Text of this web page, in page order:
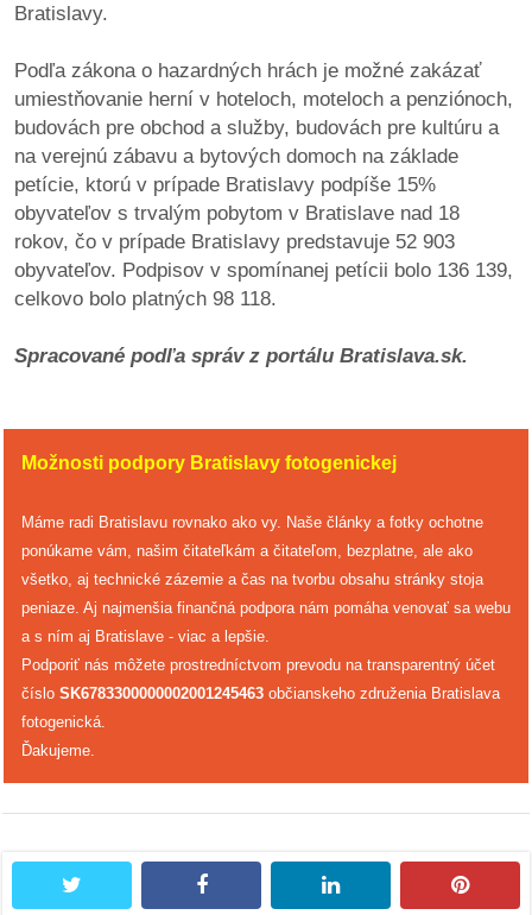
podporte
podporili
zázemie
nás
reklama
Bratislavy.
Podľa zákona o hazardných hrách je možné zakázať
umiestňovanie herní v hoteloch, moteloch a penziónoch,
budovách pre obchod a služby, budovách pre kultúru a
na verejnú zábavu a bytových domoch na základe
petície, ktorú v prípade Bratislavy podpíše 15%
obyvateľov s trvalým pobytom v Bratislave nad 18
rokov, čo v prípade Bratislavy predstavuje 52 903
obyvateľov. Podpisov v spomínanej petícii bolo 136 139,
celkovo bolo platných 98 118.
Spracované podľa správ z portálu Bratislava.sk.
Možnosti podpory Bratislavy fotogenickej
Máme radi Bratislavu rovnako ako vy. Naše články a fotky ochotne
ponúkame vám, našim čitateľkám a čitateľom, bezplatne, ale ako
všetko, aj technické zázemie a čas na tvorbu obsahu stránky stoja
peniaze. Aj najmenšia finančná podpora nám pomáha venovať sa webu
a s ním aj Bratislave - viac a lepšie.
Podporiť nás môžete prostredníctvom prevodu na transparentný účet
číslo SK6783300000002001245463 občianskeho združenia Bratislava
fotogenická.
Ďakujeme.
facebook linkedin